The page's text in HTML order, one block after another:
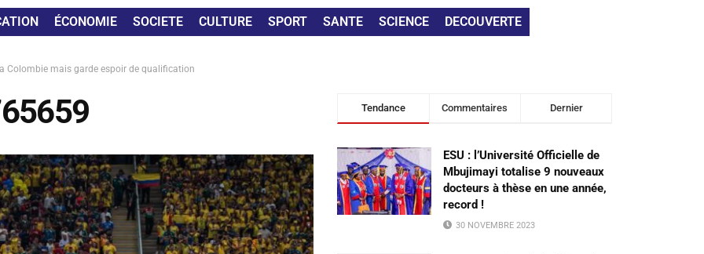
ÉCONOMIE SOCIETE CULTURE SPORT SANTE SCIENCE DECOUVERTE
Colombie mais garde espoir de qualification
Tendance Commentaires Dernier
ESU : l’Université Officielle de
Mbujimayi totalise 9 nouveaux
docteurs à thèse en une année,
record !
30 NOVEMBRE 2023